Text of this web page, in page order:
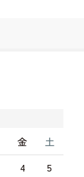
金
土
4
5